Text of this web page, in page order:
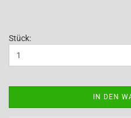
Stück:
IN DEN